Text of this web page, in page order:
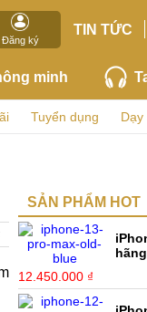
Đăng ký
TIN TỨC
minh
Tuyển dụng
SẢN PHẨM HOT
12.450.000 ₫